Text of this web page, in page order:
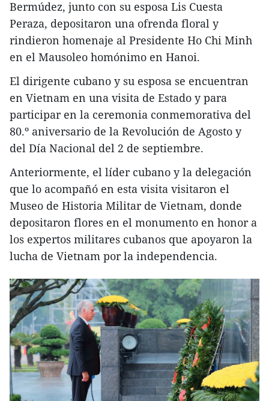
Bermúdez, junto con su esposa Lis Cuesta
Peraza, depositaron una ofrenda floral y
rindieron homenaje al Presidente Ho Chi Minh
en el Mausoleo homónimo en Hanoi.
El dirigente cubano y su esposa se encuentran
en Vietnam en una visita de Estado y para
participar en la ceremonia conmemorativa del
80.º aniversario de la Revolución de Agosto y
del Día Nacional del 2 de septiembre.
Anteriormente, el líder cubano y la delegación
que lo acompañó en esta visita visitaron el
Museo de Historia Militar de Vietnam, donde
depositaron flores en el monumento en honor a
los expertos militares cubanos que apoyaron la
lucha de Vietnam por la independencia.